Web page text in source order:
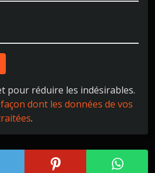
pour réduire les indésirables.
dont les données de vos
.